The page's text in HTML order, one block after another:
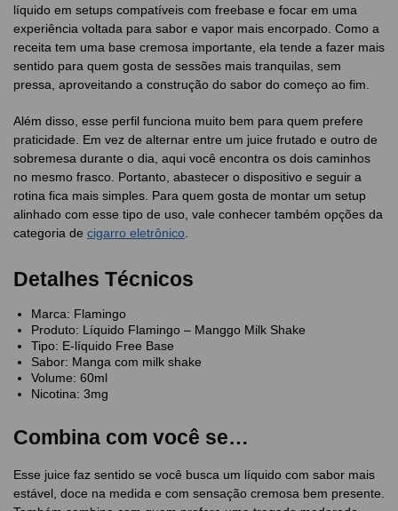
líquido em setups compatíveis com freebase e focar em uma
experiência voltada para sabor e vapor mais encorpado. Como a
receita tem uma base cremosa importante, ela tende a fazer mais
sentido para quem gosta de sessões mais tranquilas, sem
pressa, aproveitando a construção do sabor do começo ao fim.
Além disso, esse perfil funciona muito bem para quem prefere
praticidade. Em vez de alternar entre um juice frutado e outro de
sobremesa durante o dia, aqui você encontra os dois caminhos
no mesmo frasco. Portanto, abastecer o dispositivo e seguir a
rotina fica mais simples. Para quem gosta de montar um setup
alinhado com esse tipo de uso, vale conhecer também opções da
categoria de cigarro eletrônico
Detalhes Técnicos
Marca: Flamingo
Produto: Líquido Flamingo – Manggo Milk Shake
Tipo: E-líquido Free Base
Sabor: Manga com milk shake
Volume: 60ml
Nicotina: 3mg
Combina com você se…
Esse juice faz sentido se você busca um líquido com sabor mais
estável, doce na medida e com sensação cremosa bem presente.